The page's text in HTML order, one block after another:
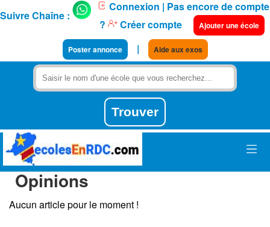
Suivre Chaîne :
Connexion | Pas encore de compte
?
Créer compte Ajouter une école
Poster annonce | Aide aux exos
Opinions
Aucun article pour le moment !